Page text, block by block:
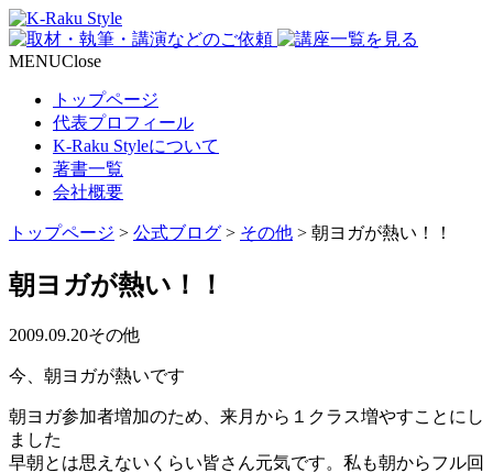
MENUClose
トップページ
代表プロフィール
K-Raku Styleについて
著書一覧
会社概要
トップページ > 公式ブログ > その他 > 朝ヨガが熱い！！
朝ヨガが熱い！！
2009.09.20その他
今、朝ヨガが熱いです
朝ヨガ参加者増加のため、来月から１クラス増やすことにし
ました
早朝とは思えないくらい皆さん元気です。私も朝からフル回